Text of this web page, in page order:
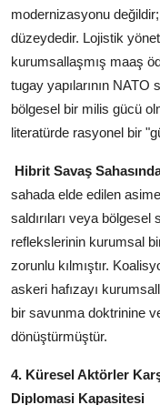
modernizasyonu
düzeydedir. Lojistik
kurumsallaşmış maaş
tugay yapılarının NATO
bölgesel bir milis gücü
literatürde rasyonel bir
Hibrit Savaş
sahada elde edilen
saldırıları veya bölgesel
reflekslerinin kurumsal
zorunlu kılmıştır.
askeri hafızayı
bir savunma doktrinine
dönüştürmüştür.
4. Küresel Aktörler
Diplomasi Kapasitesi